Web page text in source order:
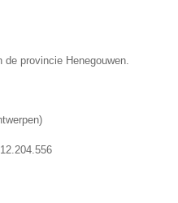
provincie Henegouwen.
)